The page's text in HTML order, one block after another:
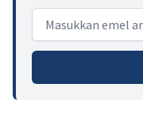
Email address